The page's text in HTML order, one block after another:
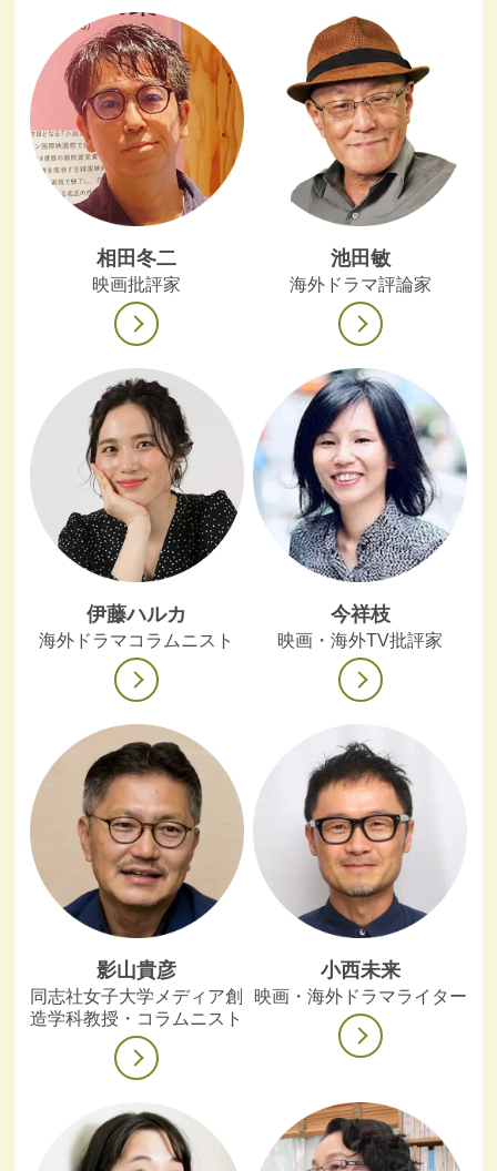
相田冬二
映画批評家
池田敏
海外ドラマ評論家
伊藤ハルカ
海外ドラマコラムニスト
今祥枝
映画・海外TV批評家
影山貴彦
同志社女子大学メディア創
造学科教授・コラムニスト
小西未来
映画・海外ドラマライター